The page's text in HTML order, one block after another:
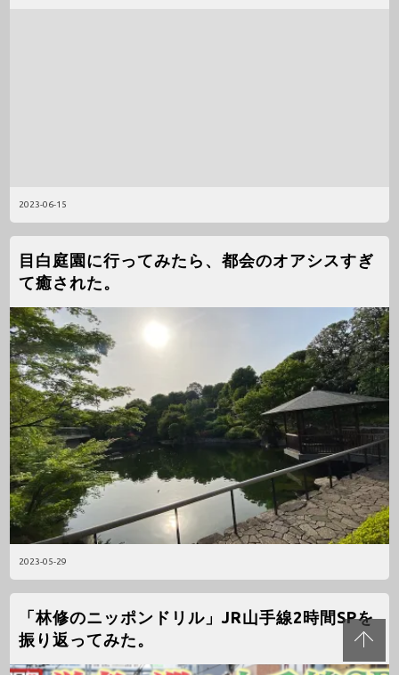
2023-06-15
2023-05-29
目白庭園に行ってみたら、都会のオアシスすぎ
て癒された。
「林修のニッポンドリル」JR山手線2時間SPを
振り返ってみた。